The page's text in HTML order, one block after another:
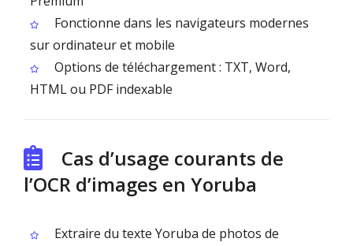
Fonctionne dans les navigateurs modernes
sur ordinateur et mobile
Options de téléchargement : TXT, Word,
HTML ou PDF indexable
Cas d’usage courants de
l’OCR d’images en Yoruba
Extraire du texte Yoruba de photos de